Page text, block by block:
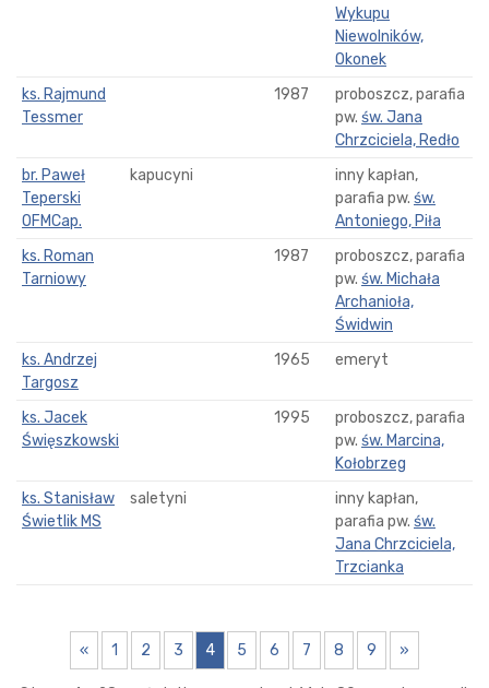
Wykupu
Niewolników,
Okonek
ks. Rajmund
Tessmer
1987
proboszcz, parafia
pw. św. Jana
Chrzciciela, Redło
br. Paweł
Teperski
OFMCap.
kapucyni
inny kapłan,
parafia pw. św.
Antoniego, Piła
ks. Roman
Tarniowy
1987
proboszcz, parafia
pw. św. Michała
Archanioła,
Świdwin
ks. Andrzej
Targosz
1965 emeryt
ks. Jacek
Święszkowski
1995
proboszcz, parafia
pw. św. Marcina,
Kołobrzeg
ks. Stanisław
Świetlik MS
saletyni
inny kapłan,
parafia pw. św.
Jana Chrzciciela,
Trzcianka
« 1 2 3 4 5 6 7 8 9 »